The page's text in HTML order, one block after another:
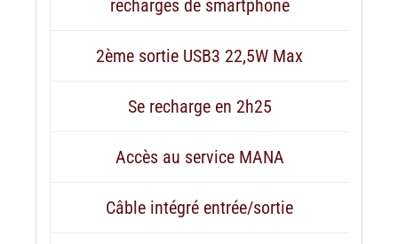
recharges de smartphone
2ème sortie USB3 22,5W Max
Se recharge en 2h25
Accès au service MANA
Câble intégré entrée/sortie